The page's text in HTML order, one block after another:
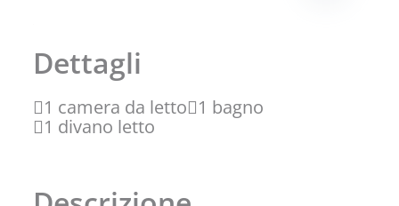
Dettagli
1 camera da letto 1 bagno
1 divano letto